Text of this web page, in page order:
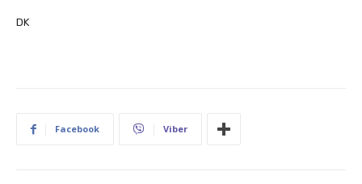
DK
Facebook Viber